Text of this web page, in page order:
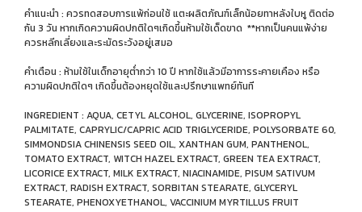
คำแนะนำ : ควรทดสอบการแพ้ก่อนใช้ แตะผลิตภัณฑ์เล็กน้อยทาหลังใบหู ติดต่อ
กัน 3 วัน หากเกิดความผิดปกติใดๆเกิดขึ้นห้ามใช้เด็ดขาด **หากเป็นคนแพ้ง่าย
ควรหลีกเลี่ยงและระมัดระวังอยู่เสมอ
คำเตือน : ห้ามใช้ในเด็กอายุต่ำกว่า 10 ปี หากใช้แล้วมีอาการระคายเคือง หรือ
ความผิดปกติใดๆ เกิดขึ้นต้องหยุดใช้และปรึกษาแพทย์ทันที
INGREDIENT : AQUA, CETYL ALCOHOL, GLYCERINE, ISOPROPYL
PALMITATE, CAPRYLIC/CAPRIC ACID TRIGLYCERIDE, POLYSORBATE 60,
SIMMONDSIA CHINENSIS SEED OIL, XANTHAN GUM, PANTHENOL,
TOMATO EXTRACT, WITCH HAZEL EXTRACT, GREEN TEA EXTRACT,
LICORICE EXTRACT, MILK EXTRACT, NIACINAMIDE, PISUM SATIVUM
EXTRACT, RADISH EXTRACT, SORBITAN STEARATE, GLYCERYL
STEARATE, PHENOXYETHANOL, VACCINIUM MYRTILLUS FRUIT